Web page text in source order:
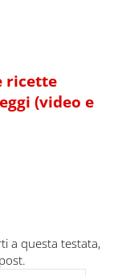
ricette
(video e
a questa testata,